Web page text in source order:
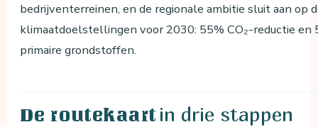
bedrijventerreinen, en de regionale ambitie sluit aan op
klimaatdoelstellingen voor 2030: 55% CO₂-reductie en
primaire grondstoffen.
De routekaart in drie stappen